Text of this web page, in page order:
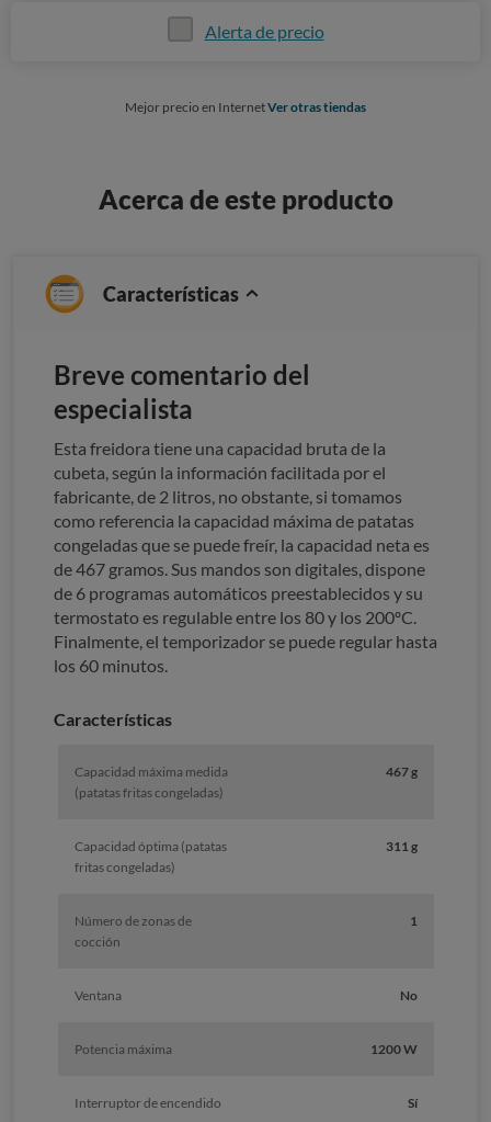
Alerta de precio
Mejor precio en InternetVer otras tiendas
Acerca de este producto
Características
Breve comentario del
especialista
Esta freidora tiene una capacidad bruta de la
cubeta, según la información facilitada por el
fabricante, de 2 litros, no obstante, si tomamos
como referencia la capacidad máxima de patatas
congeladas que se puede freír, la capacidad neta es
de 467 gramos. Sus mandos son digitales, dispone
de 6 programas automáticos preestablecidos y su
termostato es regulable entre los 80 y los 200ºC.
Finalmente, el temporizador se puede regular hasta
los 60 minutos.
Características
Capacidad máxima medida
(patatas fritas congeladas)
467 g
Capacidad óptima (patatas
fritas congeladas)
311 g
Número de zonas de
cocción
1
Ventana No
Potencia máxima 1200 W
Interruptor de encendido Sí